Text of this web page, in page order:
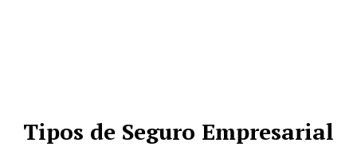
Tipos de Seguro Empresarial